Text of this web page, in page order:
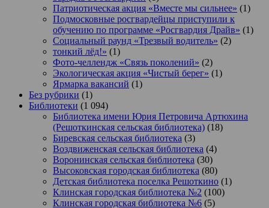
Патриотическая акция «Вместе мы сильнее» (1)
Подмосковные росгвардейцы приступили к
обучению по программе «Росгвардия Драйв» (1)
Социальный раунд «Трезвый водитель» (2)
тонкий лёд!» (1)
Фото-челлендж «Связь поколений» (2)
Экологическая акция «Чистый берег» (1)
Ярмарка вакансий (1)
Без рубрики (1)
Библиотеки (1 094)
Библиотека имени Юрия Петровича Артюхина
(Решоткинская сельская библиотека) (18)
Биревская сельская библиотека (3)
Воздвиженская сельская библиотека (4)
Воронинская сельская библиотека (30)
Высоковская городская библиотека (80)
Детская библиотека поселка Решоткино (1)
Клинская городская библиотека №2 (100)
Клинская городская библиотека №6 (5)